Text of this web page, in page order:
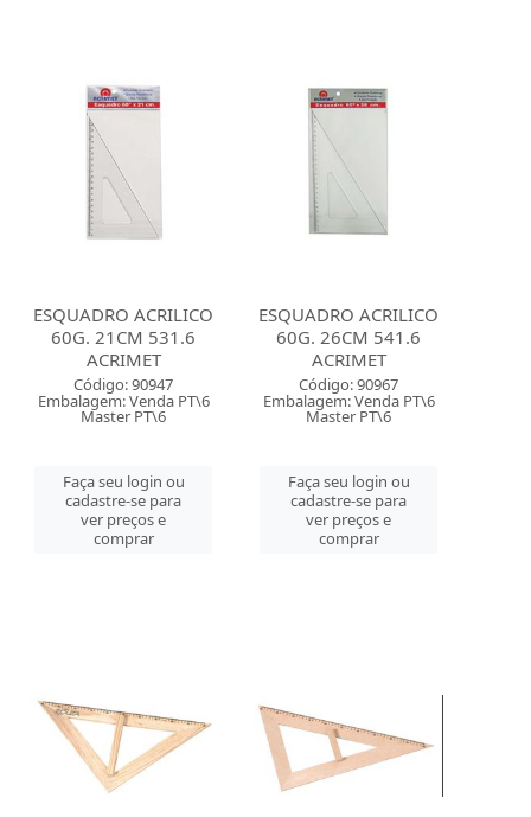
ESQUADRO ACRILICO
60G. 21CM 531.6
ACRIMET
Código: 90947
Embalagem: Venda PT\6
Master PT\6
Faça seu login ou
cadastre-se para
ver preços e
comprar
ESQUADRO ACRILICO
60G. 26CM 541.6
ACRIMET
Código: 90967
Embalagem: Venda PT\6
Master PT\6
Faça seu login ou
cadastre-se para
ver preços e
comprar